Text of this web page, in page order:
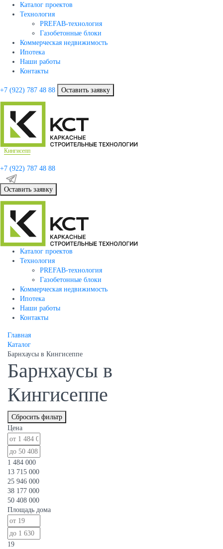
Каталог проектов
Технология
PREFAB-технология
Газобетонные блоки
Коммерческая недвижимость
Ипотека
Наши работы
Контакты
+7 (922) 787 48 88 Оставить заявку
Кингисепп
+7 (922) 787 48 88
Оставить заявку
Каталог проектов
Технология
PREFAB-технология
Газобетонные блоки
Коммерческая недвижимость
Ипотека
Наши работы
Контакты
Главная
Каталог
Барнхаусы в Кингисеппе
Барнхаусы в
Кингисеппе
Сбросить фильтр
Цена
1 484 000
13 715 000
25 946 000
38 177 000
50 408 000
Площадь дома
19